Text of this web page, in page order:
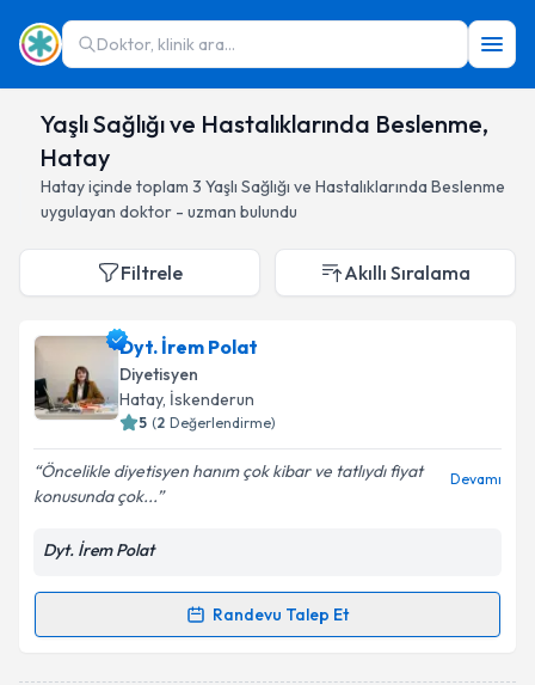
Doktor, klinik ara...
Yaşlı Sağlığı ve Hastalıklarında Beslenme,
Hatay
Hatayiçinde toplam 3 Yaşlı Sağlığı ve Hastalıklarında Beslenme
uygulayan doktor - uzman bulundu
Filtrele Akıllı Sıralama
Dyt. İrem Polat
Diyetisyen
Hatay, İskenderun
5 (2 Değerlendirme)
Öncelikle diyetisyen hanım çok kibar ve tatlıydı fiyat
konusunda çok...
Devamı
Dyt. İrem Polat
Randevu Talep Et
Randevu Takvimi Talebi